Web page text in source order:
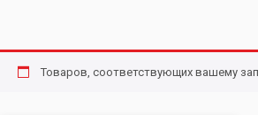
Товаров, соответствующих вашему